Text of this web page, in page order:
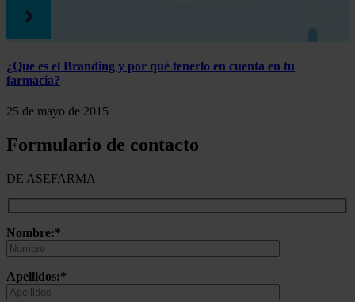
¿Qué es el Branding y por qué tenerlo en cuenta en tu
farmacia?
25 de mayo de 2015
Formulario de contacto
DE ASEFARMA
Nombre:*
Apellidos:*